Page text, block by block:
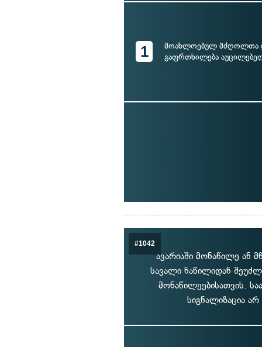
1
მოახლოებულ
გაფრთხილება
#1042
ავარიაში მონაწილე ან
სავალი ნაწილიდან
მონაწილეებისათვის.
სიგნალიზაცია